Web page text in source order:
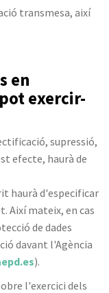
transmesa, així
en
exercir-
supressió,
efecte, haurà de
haurà d'especificar
Així mateix, en cas
de dades
davant l'Agència
).
l'exercici dels